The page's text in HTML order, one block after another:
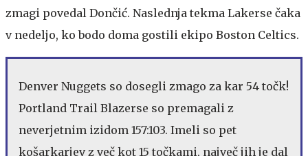
zmagi povedal Dončić. Naslednja tekma Lakerse čaka
v nedeljo, ko bodo doma gostili ekipo Boston Celtics.
Denver Nuggets so dosegli zmago za kar 54 točk!
Portland Trail Blazerse so premagali z
neverjetnim izidom 157:103. Imeli so pet
košarkarjev z več kot 15 točkami, največ jih je dal